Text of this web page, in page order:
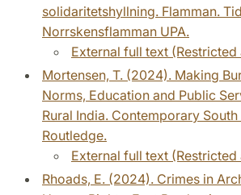
solidaritetshyllning. Flamman.
Norrskensflamman UPA.
External full text (Restricted
Mortensen, T. (2024). Making
Norms, Education and Public
Rural India. Contemporary South
Routledge.
External full text (Restricted
Rhoads, E. (2024). Crimes in